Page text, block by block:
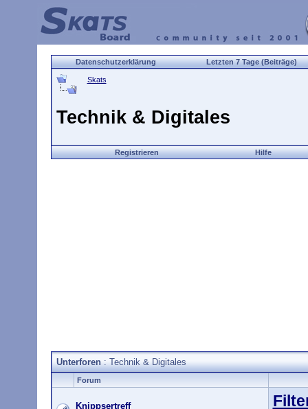
Datenschutzerklärung Letzten 7 Tage (Beiträge)
Skats
Technik & Digitales
Registrieren Hilfe
Unterforen: Technik & Digitales
Forum
Knippsertreff